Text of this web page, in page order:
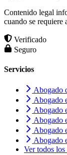
Contenido legal
cuando se requiere
Verificado
Seguro
Servicios
Abogado
Abogado
Abogado
Abogado
Abogado
Abogado
Ver todos